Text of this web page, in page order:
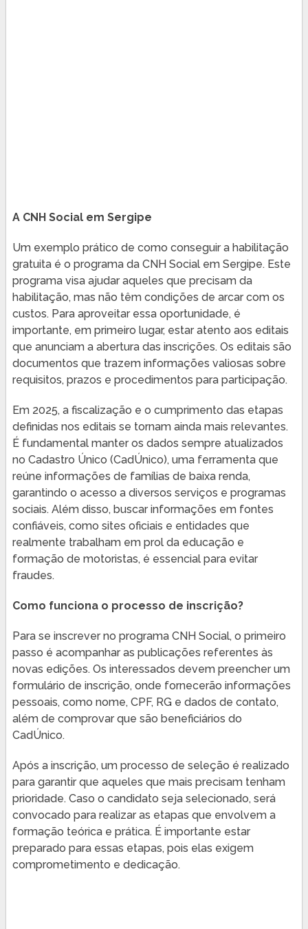
A CNH Social em Sergipe
Um exemplo prático de como conseguir a habilitação
gratuita é o programa da CNH Social em Sergipe. Este
programa visa ajudar aqueles que precisam da
habilitação, mas não têm condições de arcar com os
custos. Para aproveitar essa oportunidade, é
importante, em primeiro lugar, estar atento aos editais
que anunciam a abertura das inscrições. Os editais são
documentos que trazem informações valiosas sobre
requisitos, prazos e procedimentos para participação.
Em 2025, a fiscalização e o cumprimento das etapas
definidas nos editais se tornam ainda mais relevantes.
É fundamental manter os dados sempre atualizados
no Cadastro Único (CadÚnico), uma ferramenta que
reúne informações de famílias de baixa renda,
garantindo o acesso a diversos serviços e programas
sociais. Além disso, buscar informações em fontes
confiáveis, como sites oficiais e entidades que
realmente trabalham em prol da educação e
formação de motoristas, é essencial para evitar
fraudes.
Como funciona o processo de inscrição?
Para se inscrever no programa CNH Social, o primeiro
passo é acompanhar as publicações referentes às
novas edições. Os interessados devem preencher um
formulário de inscrição, onde fornecerão informações
pessoais, como nome, CPF, RG e dados de contato,
além de comprovar que são beneficiários do
CadÚnico.
Após a inscrição, um processo de seleção é realizado
para garantir que aqueles que mais precisam tenham
prioridade. Caso o candidato seja selecionado, será
convocado para realizar as etapas que envolvem a
formação teórica e prática. É importante estar
preparado para essas etapas, pois elas exigem
comprometimento e dedicação.